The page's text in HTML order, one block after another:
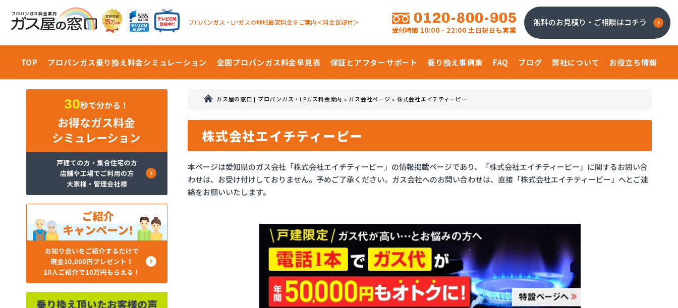
プロパンガス・LPガスの地域最安料金をご案内＜料金保証付＞ 0120-800-905
受付時間 10:00 - 22:00 土日祝日も営業
無料のお見積り・ご相談はコチラ
TOP プロパンガス乗り換え料金シミュレーション 全国プロパンガス料金早見表 保証とアフターサポート 乗り換え事例集 FAQ ブログ 弊社について お役立ち情報
ガス屋の窓口 | プロパンガス・LPガス料金案内 >ガス会社ページ > 株式会社エイチティーピー
株式会社エイチティーピー
本ページは愛知県のガス会社「株式会社エイチティーピー」の情報掲載ページであり、「株式会社エイチティーピー」に関するお問い合
わせは、お受け付けしておりません。予めご了承ください。ガス会社へのお問い合わせは、直接「株式会社エイチティーピー」へとご連
絡をお願いいたします。